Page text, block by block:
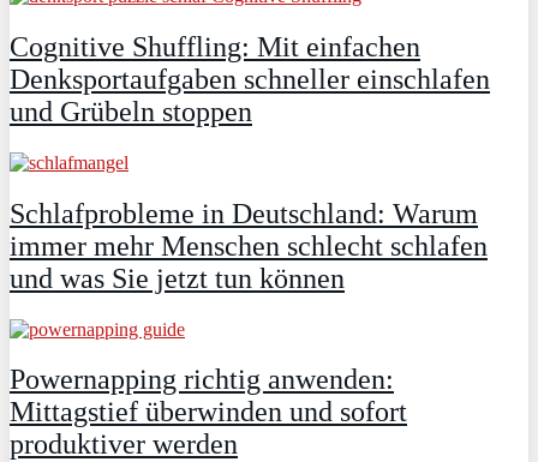
Cognitive Shuffling: Mit einfachen
Denksportaufgaben schneller einschlafen
und Grübeln stoppen
Schlafprobleme in Deutschland: Warum
immer mehr Menschen schlecht schlafen
und was Sie jetzt tun können
Powernapping richtig anwenden:
Mittagstief überwinden und sofort
produktiver werden